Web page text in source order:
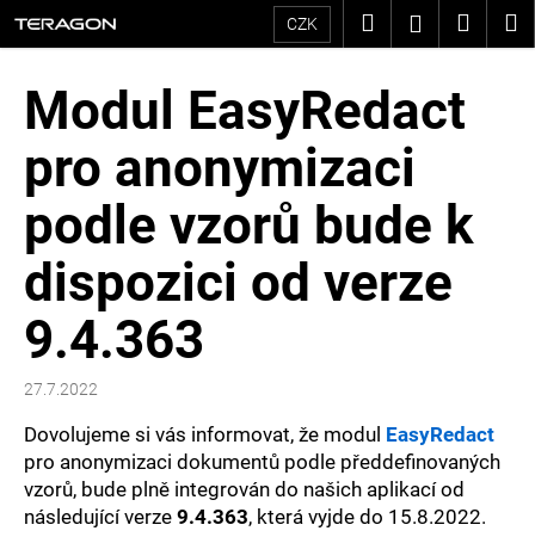
Přejít
CZK HledatPřihlášení
Modul EasyRedact
pro anonymizaci
podle vzorů bude k
dispozici od verze
9.4.363
27.7.2022
Dovolujeme si vás informovat, že modul EasyRedact
pro anonymizaci dokumentů podle předdefinovaných
vzorů, bude plně integrován do našich aplikací od
následující verze 9.4.363, která vyjde do 15.8.2022.
K
o
C
o
p
o
t
ř
e
b
u
j